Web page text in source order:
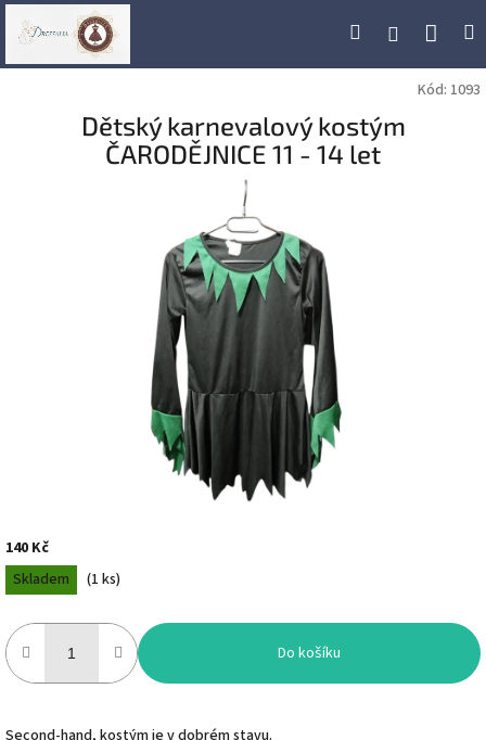
Přejít
Hledat Přihlášení
Kód: 1093
Dětský karnevalový kostým
ČARODĚJNICE 11 - 14 let
140 Kč
Měrná
cena:
Skladem (1 ks)
Do košíku
Second-hand, kostým je v dobrém stavu.